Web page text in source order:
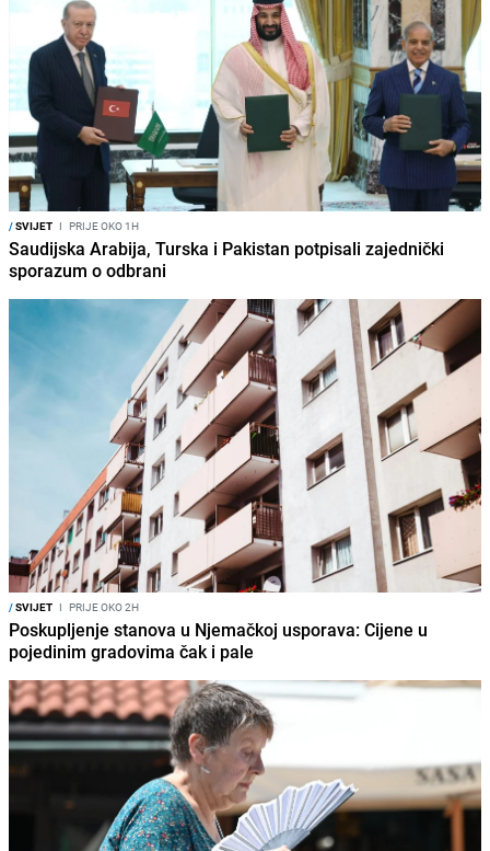
/SVIJET I PRIJE OKO 1H
Saudijska Arabija, Turska i Pakistan potpisali zajednički
sporazum o odbrani
/SVIJET I PRIJE OKO 2H
Poskupljenje stanova u Njemačkoj usporava: Cijene u
pojedinim gradovima čak i pale